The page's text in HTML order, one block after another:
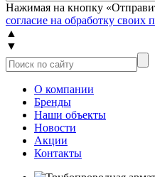
Нажимая на кнопку
согласие на обработку своих
▲
▼
О компании
Бренды
Наши объекты
Новости
Акции
Контакты